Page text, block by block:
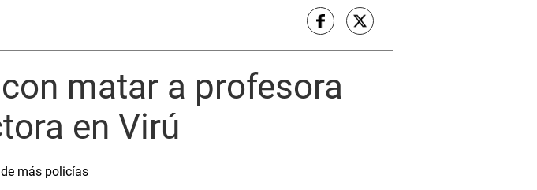
matar a profesora
en Virú
más policías